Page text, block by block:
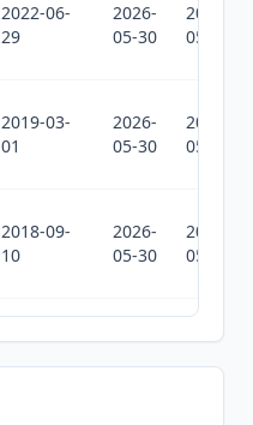
2022-06-
29
2026-
05-30
2026-
05-30
2019-03-
01
2026-
05-30
2026-
05-30
2018-09-
10
2026-
05-30
2026-
05-30
2018-08-
14
2026-
05-30
2026-
05-30